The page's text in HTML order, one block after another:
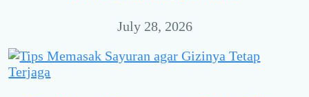
July 28, 2026